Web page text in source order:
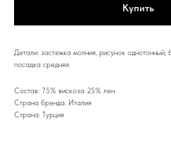
Купить
Детали: застежка молния, рисунок
посадка средняя.
Состав: 75% вискоза 25% лен
Страна бренда: Италия
Страна: Турция